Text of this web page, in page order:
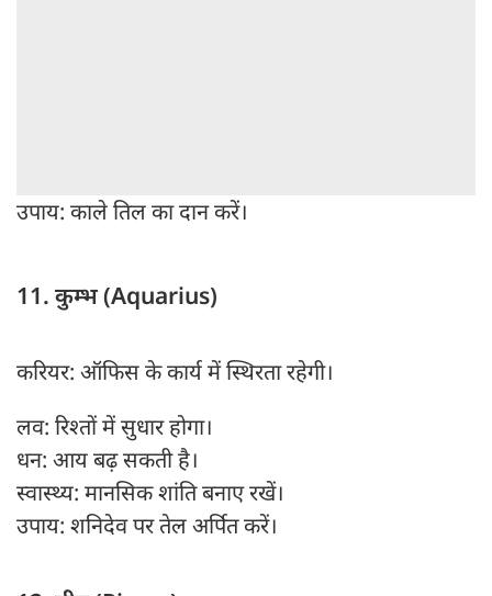
उपाय: काले तिल का दान करें।
11. कुम्भ (Aquarius)
करियर: ऑफिस के कार्य में स्थिरता रहेगी।
लव: रिश्तों में सुधार होगा।
धन: आय बढ़ सकती है।
स्वास्थ्य: मानसिक शांति बनाए रखें।
उपाय: शनिदेव पर तेल अर्पित करें।